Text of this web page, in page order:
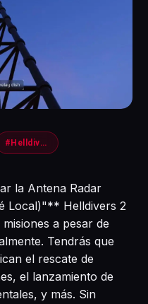
#Helldivers
la Antena Radar
Local)"** Helldivers 2
a pesar de
Tendrás que
el rescate de
el lanzamiento de
y más. Sin